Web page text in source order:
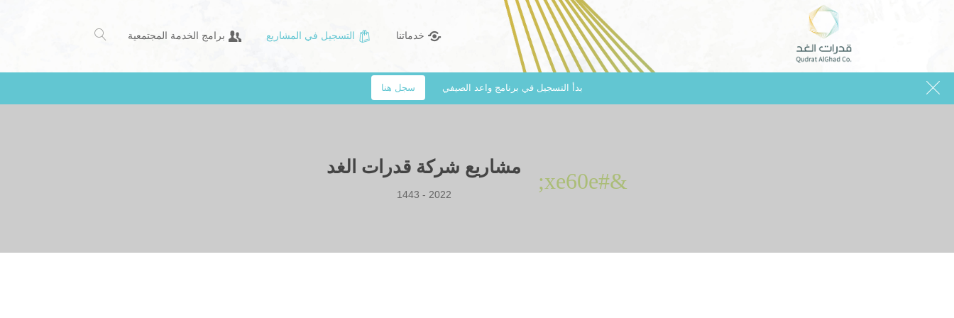
خدماتنا التسجيل في المشاريع برامج الخدمة المجتمعية
بدأ التسجيل في برنامج واعد الصيفي سجل هنا
&#xe60e;
مشاريع شركة قدرات الغد
2022 - 1443